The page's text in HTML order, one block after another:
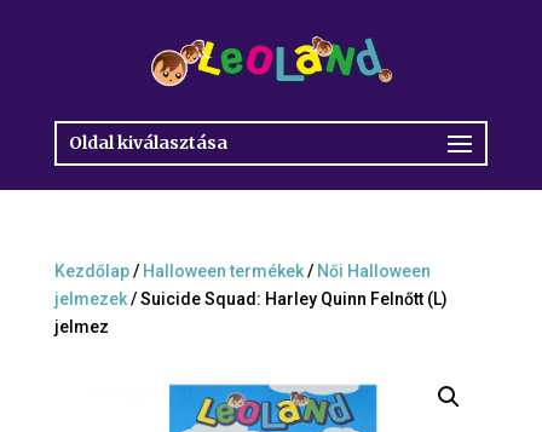
Oldal kiválasztása
Kezdőlap/ Halloween termékek/ Női Halloween
jelmezek/ Suicide Squad: Harley Quinn Felnőtt (L)
jelmez